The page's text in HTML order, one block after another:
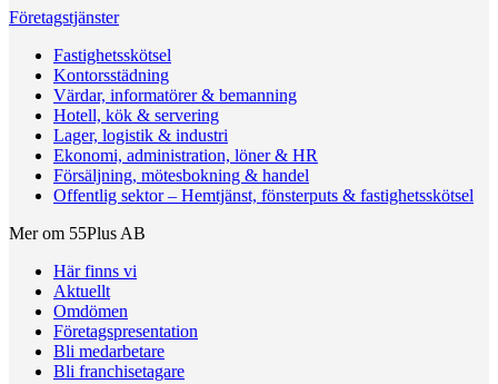
Företagstjänster
Fastighetsskötsel
Kontorsstädning
Värdar, informatörer & bemanning
Hotell, kök & servering
Lager, logistik & industri
Ekonomi, administration, löner & HR
Försäljning, mötesbokning & handel
Offentlig sektor – Hemtjänst, fönsterputs & fastighetsskötsel
Mer om 55Plus AB
Här finns vi
Aktuellt
Omdömen
Företagspresentation
Bli medarbetare
Bli franchisetagare